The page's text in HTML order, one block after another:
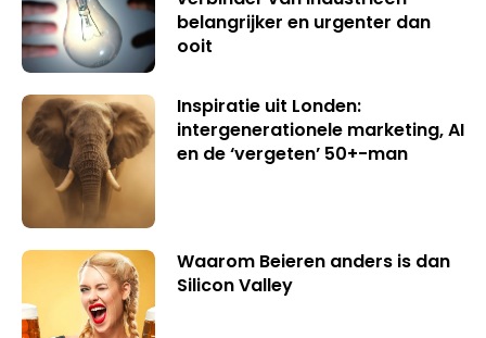
belangrijker en urgenter dan
ooit
Inspiratie uit Londen:
intergenerationele marketing, AI
en de ‘vergeten’ 50+-man
Waarom Beieren anders is dan
Silicon Valley